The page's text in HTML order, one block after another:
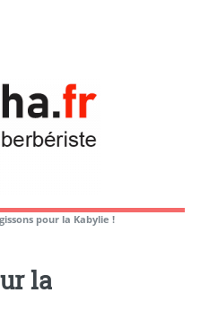
pour la Kabylie !
la